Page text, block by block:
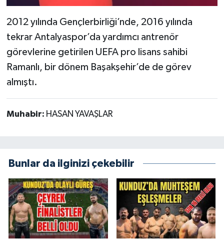
2012 yılında Gençlerbirliği’nde, 2016 yılında
tekrar Antalyaspor’da yardımcı antrenör
görevlerine getirilen UEFA pro lisans sahibi
Ramanlı, bir dönem Başakşehir’de de görev
almıştı.
Muhabir: HASAN YAVAŞLAR
Bunlar da ilginizi çekebilir